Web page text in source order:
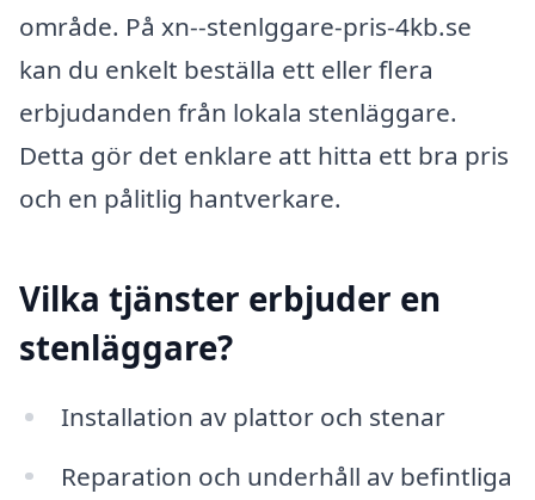
område. På xn--stenlggare-pris-4kb.se
kan du enkelt beställa ett eller flera
erbjudanden från lokala stenläggare.
Detta gör det enklare att hitta ett bra pris
och en pålitlig hantverkare.
Vilka tjänster erbjuder en
stenläggare?
Installation av plattor och stenar
Reparation och underhåll av befintliga